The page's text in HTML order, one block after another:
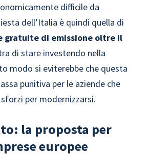
difficile da
dell’Italia è quindi quella di
gratuite di emissione oltre il
di stare investendo nella
modo si eviterebbe che questa
punitiva per le aziende che
per modernizzarsi.
la proposta per
europee